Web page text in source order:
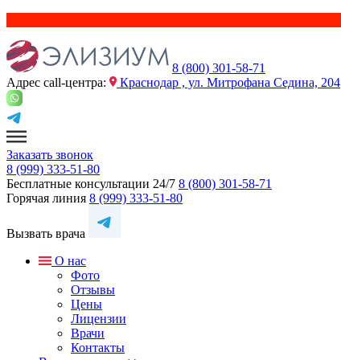
8 (800) 301-58-71
Адрес сall-центра:
Краснодар , ул. Митрофана Седина, 204
Заказать звонок
8 (999) 333-51-80
Бесплатные консультации 24/7 8 (800) 301-58-71
Горячая линия 8 (999) 333-51-80
Вызвать врача
О нас
Фото
Отзывы
Цены
Лицензии
Врачи
Контакты